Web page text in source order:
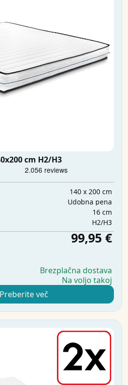
cm H2/H3
140 x 200 cm
Udobna pena
16 cm
H2/H3
99,95 €
Brezplačna dostava
Na voljo takoj
več